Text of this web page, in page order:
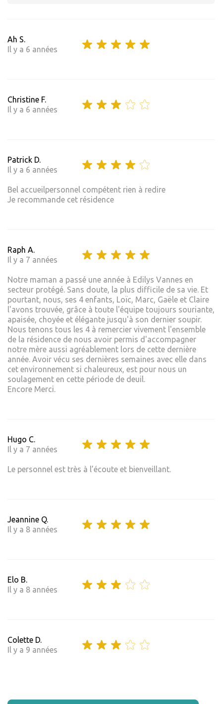
Ah S.
Il y a 6 années
Christine F.
Il y a 6 années
Patrick D.
Il y a 6 années
Bel accueilpersonnel compétent rien à redire
Je recommande cet résidence
Raph A.
Il y a 7 années
Notre maman a passé une année à Edilys Vannes en
secteur protégé. Sans doute, la plus difficile de sa vie. Et
pourtant, nous, ses 4 enfants, Loïc, Marc, Gaële et Claire
l'avons trouvée, grâce à toute l'équipe toujours souriante,
apaisée, choyée et élégante jusqu'à son dernier soupir.
Nous tenons tous les 4 à remercier vivement l'ensemble
de la résidence de nous avoir permis d'accompagner
notre mère aussi agréablement lors de cette dernière
année. Avoir vécu ses dernières semaines avec elle dans
cet environnement si chaleureux, est pour nous un
soulagement en cette période de deuil.
Encore Merci.
Hugo C.
Il y a 7 années
Le personnel est très à l’écoute et bienveillant.
Jeannine Q.
Il y a 8 années
Elo B.
Il y a 8 années
Colette D.
Il y a 9 années